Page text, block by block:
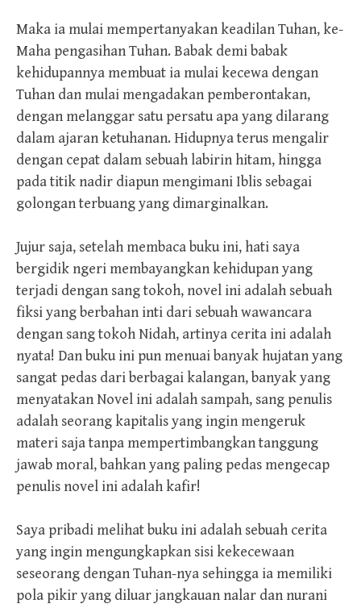
Maka ia mulai mempertanyakan keadilan Tuhan, ke-
Maha pengasihan Tuhan. Babak demi babak
kehidupannya membuat ia mulai kecewa dengan
Tuhan dan mulai mengadakan pemberontakan,
dengan melanggar satu persatu apa yang dilarang
dalam ajaran ketuhanan. Hidupnya terus mengalir
dengan cepat dalam sebuah labirin hitam, hingga
pada titik nadir diapun mengimani Iblis sebagai
golongan terbuang yang dimarginalkan.
Jujur saja, setelah membaca buku ini, hati saya
bergidik ngeri membayangkan kehidupan yang
terjadi dengan sang tokoh, novel ini adalah sebuah
fiksi yang berbahan inti dari sebuah wawancara
dengan sang tokoh Nidah, artinya cerita ini adalah
nyata! Dan buku ini pun menuai banyak hujatan yang
sangat pedas dari berbagai kalangan, banyak yang
menyatakan Novel ini adalah sampah, sang penulis
adalah seorang kapitalis yang ingin mengeruk
materi saja tanpa mempertimbangkan tanggung
jawab moral, bahkan yang paling pedas mengecap
penulis novel ini adalah kafir!
Saya pribadi melihat buku ini adalah sebuah cerita
yang ingin mengungkapkan sisi kekecewaan
seseorang dengan Tuhan-nya sehingga ia memiliki
pola pikir yang diluar jangkauan nalar dan nurani